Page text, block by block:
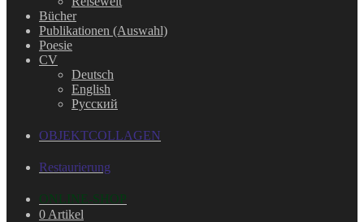
Bücher
Publikationen (Auswahl)
Poesie
CV
Deutsch
English
Русский
OBJEKTCOLLAGEN
Restaurierung
ONLINE-SHOP
0 Artikel